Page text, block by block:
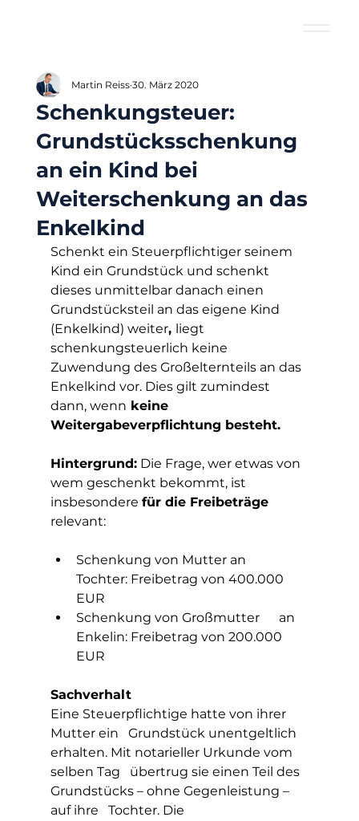
Schenkungsteuer:
Grundstücksschenkung
an ein Kind bei
Weiterschenkung an das
Enkelkind
Martin Reiss 30. März 2020
Schenkt ein Steuerpflichtiger seinem
Kind ein Grundstück und schenkt
dieses unmittelbar danach einen
Grundstücksteil an das eigene Kind
(Enkelkind) weiter, liegt
schenkungsteuerlich keine
Zuwendung des Großelternteils an das
Enkelkind vor. Dies gilt zumindest
dann, wenn keine
Weitergabeverpflichtung besteht.
Hintergrund: Die Frage, wer etwas von
wem geschenkt bekommt, ist
insbesondere für die Freibeträge
relevant:
Schenkung von Mutter an
Tochter: Freibetrag von 400.000
EUR
Schenkung von Großmutter      an
Enkelin: Freibetrag von 200.000
EUR
Sachverhalt
Eine Steuerpflichtige hatte von ihrer
Mutter ein   Grundstück unentgeltlich
erhalten. Mit notarieller Urkunde vom
selben Tag   übertrug sie einen Teil des
Grundstücks – ohne Gegenleistung –
auf ihre   Tochter. Die